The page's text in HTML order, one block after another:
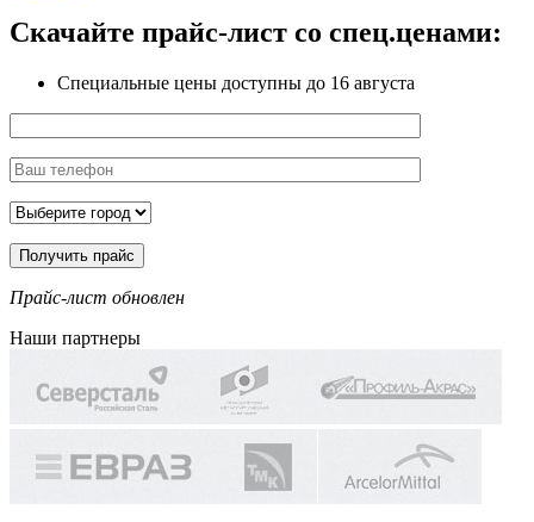
Скачайте прайс-лист со спец.ценами:
Специальные цены доступны до 16 августа
Прайс-лист обновлен
Наши партнеры